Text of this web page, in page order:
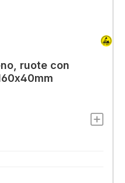
ruote con